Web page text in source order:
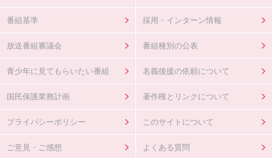
番組基準 採用・インターン情報
放送番組審議会 番組種別の公表
青少年に見てもらいたい番組 名義後援の依頼について
国民保護業務計画 著作権とリンクについて
プライバシーポリシー このサイトについて
ご意見・ご感想 よくある質問